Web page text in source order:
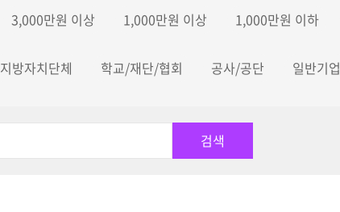
3,000만원 이상 1,000만원 이상 1,000만원 이하
지방자치단체 학교/재단/협회 공사/공단 일반기업